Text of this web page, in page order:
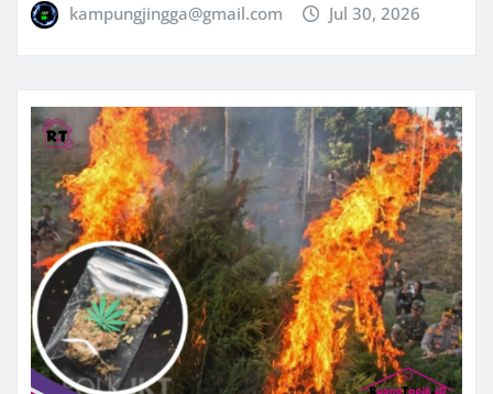
kampungjingga@gmail.com Jul 30, 2026